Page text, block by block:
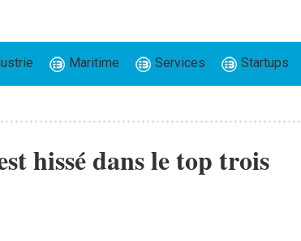
Maritime Services Startups
hissé dans le top trois